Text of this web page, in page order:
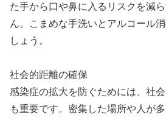
た手から口や鼻に入るリスクを減
ん。こまめな手洗いとアルコール
しょう。
社会的距離の確保
感染症の拡大を防ぐためには、社
も重要です。密集した場所や人が